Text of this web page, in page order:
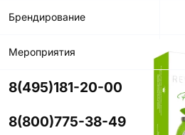
Брендирование
Мероприятия
8(495)181-20-00
8(800)775-38-49